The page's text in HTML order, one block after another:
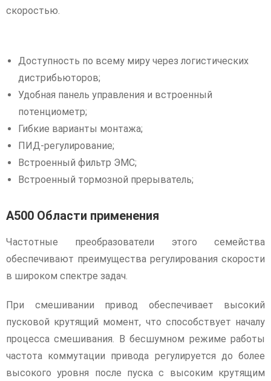
скоростью.
Доступность по всему миру через логистических
дистрибьюторов;
Удобная панель управления и встроенный
потенциометр;
Гибкие варианты монтажа;
ПИД-регулирование;
Встроенный фильтр ЭМС;
Встроенный тормозной прерыватель;
А500 Области применения
Частотные преобразователи этого семейства
обеспечивают преимущества регулирования скорости
в широком спектре задач.
При смешивании привод обеспечивает высокий
пусковой крутящий момент, что способствует началу
процесса смешивания. В бесшумном режиме работы
частота коммутации привода регулируется до более
высокого уровня после пуска с высоким крутящим